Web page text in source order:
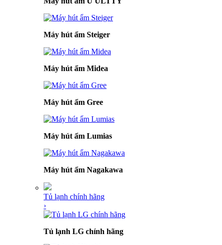
Máy hút ẩm Steiger
Máy hút ẩm Midea
Máy hút ẩm Gree
Máy hút ẩm Lumias
Máy hút ẩm Nagakawa
Tủ lạnh chính hãng
›
Tủ lạnh LG chính hãng